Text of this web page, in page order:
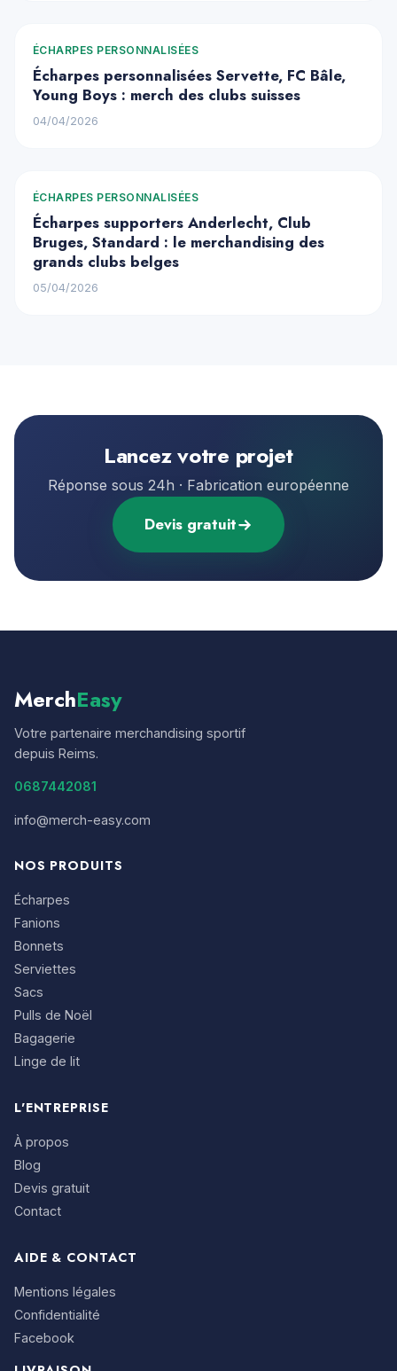
ÉCHARPES PERSONNALISÉES
Écharpes personnalisées Servette, FC Bâle,
Young Boys : merch des clubs suisses
04/04/2026
ÉCHARPES PERSONNALISÉES
Écharpes supporters Anderlecht, Club
Bruges, Standard : le merchandising des
grands clubs belges
05/04/2026
Lancez votre projet
Réponse sous 24h · Fabrication européenne
Devis gratuit
MerchEasy
Votre partenaire merchandising sportif
depuis Reims.
0687442081
info@merch-easy.com
NOS PRODUITS
Écharpes
Fanions
Bonnets
Serviettes
Sacs
Pulls de Noël
Bagagerie
Linge de lit
L'ENTREPRISE
À propos
Blog
Devis gratuit
Contact
AIDE & CONTACT
Mentions légales
Confidentialité
Facebook